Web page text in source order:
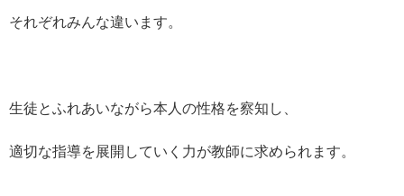
それぞれみんな違います。
生徒とふれあいながら本人の性格を察知し、
適切な指導を展開していく力が教師に求められます。